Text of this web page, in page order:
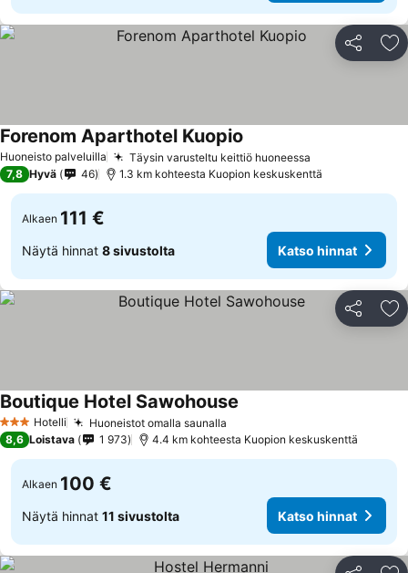
Jaa
Huoneisto palveluilla Täysin varusteltu keittiö huoneessa
Forenom Aparthotel Kuopio
7,8 Hyvä 46 1.3 km kohteesta Kuopion keskuskenttä
Alkaen 111 €
Näytä hinnat 8 sivustolta Katso hinnat
Jaa
3 Tähtiluokitus
Hotelli Huoneistot omalla saunalla
Boutique Hotel Sawohouse
8,6 Loistava 1 973 4.4 km kohteesta Kuopion keskuskenttä
Alkaen 100 €
Näytä hinnat 11 sivustolta Katso hinnat